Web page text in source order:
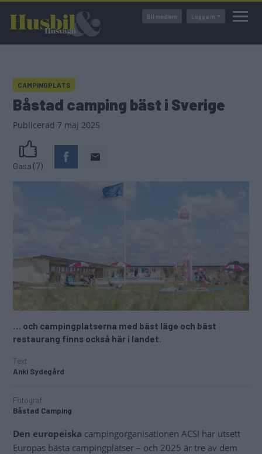
huvudinnehåll
Bli medlem Logga in
CAMPINGPLATS
Båstad camping bäst i Sverige
Publicerad 7 maj 2025
Gasa (7)
… och campingplatserna med bäst läge och bäst
restaurang finns också här i landet.
Text
Anki Sydegård
Fotograf
Båstad Camping
Den europeiska campingorganisationen ACSI har utsett
Europas bästa campingplatser – och 2025 är tre av dem